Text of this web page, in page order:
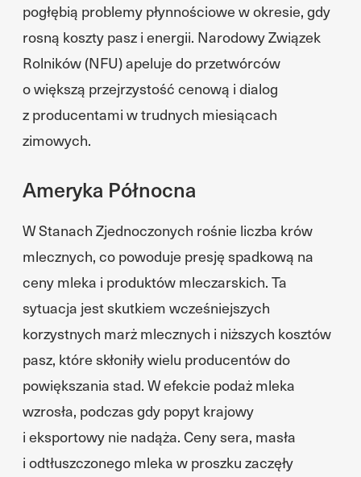
pogłębią problemy płynnościowe w okresie, gdy
rosną koszty pasz i energii. Narodowy Związek
Rolników (NFU) apeluje do przetwórców
o większą przejrzystość cenową i dialog
z producentami w trudnych miesiącach
zimowych.
Ameryka Północna
W Stanach Zjednoczonych rośnie liczba krów
mlecznych, co powoduje presję spadkową na
ceny mleka i produktów mleczarskich. Ta
sytuacja jest skutkiem wcześniejszych
korzystnych marż mlecznych i niższych kosztów
pasz, które skłoniły wielu producentów do
powiększania stad. W efekcie podaż mleka
wzrosła, podczas gdy popyt krajowy
i eksportowy nie nadąża. Ceny sera, masła
i odtłuszczonego mleka w proszku zaczęły